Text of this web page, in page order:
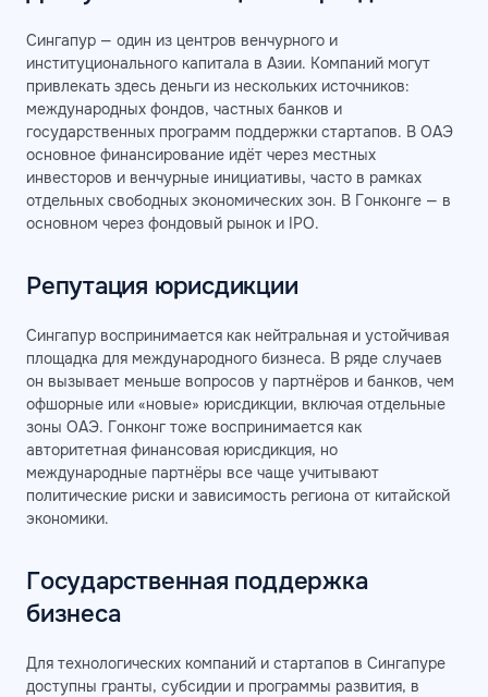
Сингапур — один из центров венчурного и
институционального капитала в Азии. Компаний могут
привлекать здесь деньги из нескольких источников:
международных фондов, частных банков и
государственных программ поддержки стартапов. В ОАЭ
основное финансирование идёт через местных
инвесторов и венчурные инициативы, часто в рамках
отдельных свободных экономических зон. В Гонконге — в
основном через фондовый рынок и IPO.
Репутация юрисдикции
Сингапур воспринимается как нейтральная и устойчивая
площадка для международного бизнеса. В ряде случаев
он вызывает меньше вопросов у партнёров и банков, чем
офшорные или «новые» юрисдикции, включая отдельные
зоны ОАЭ. Гонконг тоже воспринимается как
авторитетная финансовая юрисдикция, но
международные партнёры все чаще учитывают
политические риски и зависимость региона от китайской
экономики.
Государственная поддержка
бизнеса
Для технологических компаний и стартапов в Сингапуре
доступны гранты, субсидии и программы развития, в